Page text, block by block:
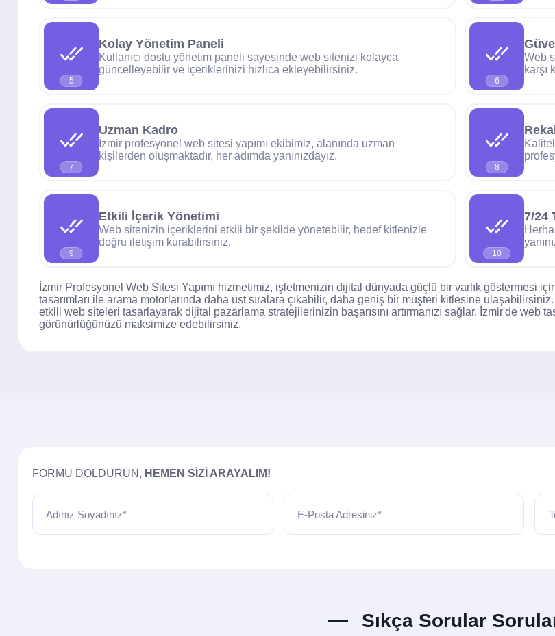
5
Kolay Yönetim Paneli
Kullanıcı dostu yönetim paneli sayesinde web sitenizi kolayca
güncelleyebilir ve içeriklerinizi hızlıca ekleyebilirsiniz.
6
Web
karşı
7
Uzman Kadro
İzmir profesyonel web sitesi yapımı ekibimiz, alanında uzman
kişilerden oluşmaktadır, her adımda yanınızdayız.
8
9
Etkili İçerik Yönetimi
Web sitenizin içeriklerini etkili bir şekilde yönetebilir, hedef kitlenizle
doğru iletişim kurabilirsiniz.
10
7/24
İzmir Profesyonel Web Sitesi Yapımı hizmetimiz, işletmenizin dijital dünyada güçlü bir varlık göstermesi
tasarımları ile arama motorlarında daha üst sıralara çıkabilir, daha geniş bir müşteri kitlesine
etkili web siteleri tasarlayarak dijital pazarlama stratejilerinizin başarısını artırmanızı sağlar. İzmir'de
görünürlüğünüzü maksimize edebilirsiniz.
FORMU DOLDURUN, HEMEN SIZI ARAYALIM!
Adınız Soyadınız* E-Posta Adresiniz*
Sıkça Sorular